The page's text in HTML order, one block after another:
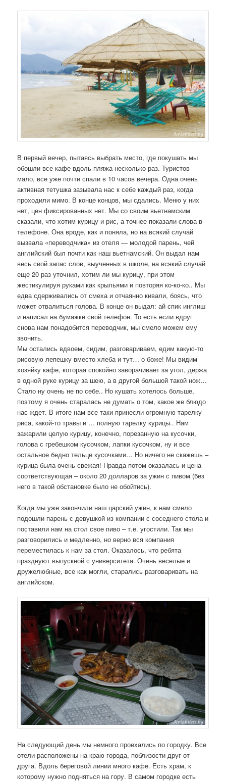
В первый вечер, пытаясь выбрать место, где покушать мы
обошли все кафе вдоль пляжа несколько раз. Туристов
мало, все уже почти спали в 10 часов вечера. Одна очень
активная тетушка зазывала нас к себе каждый раз, когда
проходили мимо. В конце концов, мы сдались. Меню у них
нет, цен фиксированных нет. Мы со своим вьетнамским
сказали, что хотим курицу и рис, а точнее показали слова в
телефоне. Она вроде, как и поняла, но на всякий случай
вызвала «переводчика» из отеля — молодой парень, чей
английский был почти как наш вьетнамский. Он выдал нам
весь свой запас слов, выученных в школе, на всякий случай
еще 20 раз уточнил, хотим ли мы курицу, при этом
жестикулируя руками как крыльями и повторяя ко-ко-ко.. Мы
едва сдерживались от смеха и отчаянно кивали, боясь, что
может отвалиться голова. В конце он выдал: ай спик инглиш
и написал на бумажке свой телефон. То есть если вдруг
снова нам понадобится переводчик, мы смело можем ему
звонить.
Мы остались вдвоем, сидим, разговариваем, едим какую-то
рисовую лепешку вместо хлеба и тут… о боже! Мы видим
хозяйку кафе, которая спокойно заворачивает за угол, держа
в одной руке курицу за шею, а в другой большой такой нож…
Стало ну очень не по себе.. Но кушать хотелось больше,
поэтому я очень старалась не думать о том, какое же блюдо
нас ждет. В итоге нам все таки принесли огромную тарелку
риса, какой-то травы и … полную тарелку курицы.. Нам
зажарили целую курицу, конечно, порезанную на кусочки,
голова с гребешком кусочком, лапки кусочком, ну и все
остальное бедно тельце кусочками… Но ничего не скажешь –
курица была очень свежая! Правда потом оказалась и цена
соответствующая – около 20 долларов за ужин с пивом (без
него в такой обстановке было не обойтись).
Когда мы уже закончили наш царский ужин, к нам смело
подошли парень с девушкой из компании с соседнего стола и
поставили нам на стол свое пиво – т.е. угостили. Так мы
разговорились и медленно, но верно вся компания
переместилась к нам за стол. Оказалось, что ребята
празднуют выпускной с университета. Очень веселые и
дружелюбные, все как могли, старались разговаривать на
английском.
На следующий день мы немного проехались по городку. Все
отели расположены на краю города, поблизости друг от
друга. Вдоль береговой линии много кафе. Есть храм, к
которому нужно подняться на гору. В самом городке есть